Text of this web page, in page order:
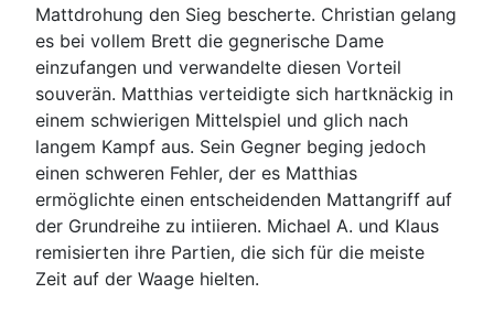
Mattdrohung den Sieg bescherte. Christian gelang
es bei vollem Brett die gegnerische Dame
einzufangen und verwandelte diesen Vorteil
souverän. Matthias verteidigte sich hartknäckig in
einem schwierigen Mittelspiel und glich nach
langem Kampf aus. Sein Gegner beging jedoch
einen schweren Fehler, der es Matthias
ermöglichte einen entscheidenden Mattangriff auf
der Grundreihe zu intiieren. Michael A. und Klaus
remisierten ihre Partien, die sich für die meiste
Zeit auf der Waage hielten.